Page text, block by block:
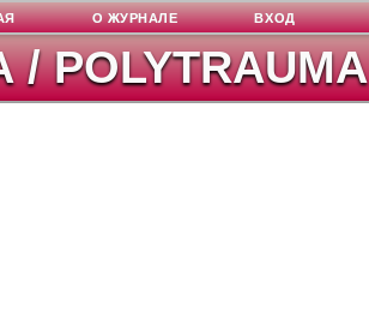
POLYTRAUMA
О ЖУРНАЛЕ ВХОД